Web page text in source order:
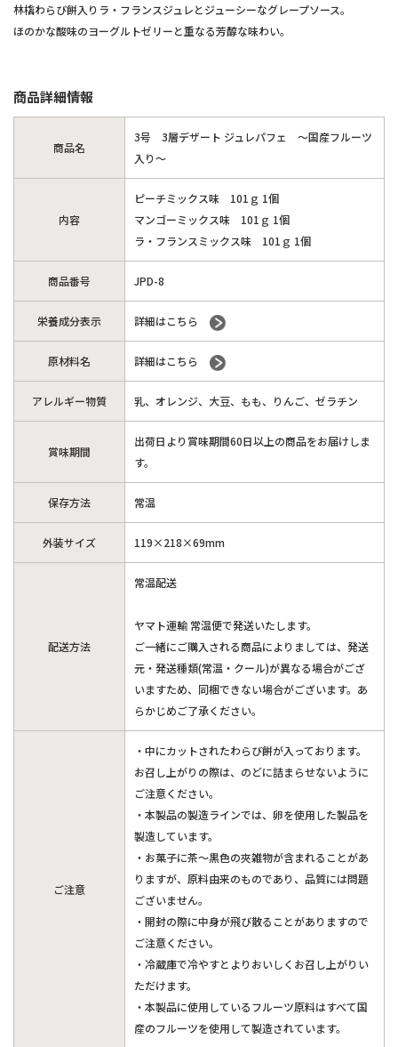
林檎わらび餅入りラ・フランスジュレとジューシーなグレープソース。
ほのかな酸味のヨーグルトゼリーと重なる芳醇な味わい。
商品詳細情報
商品名
3号 3層デザート ジュレパフェ ～国産フルーツ
入り～
内容
ピーチミックス味 101ｇ 1個
マンゴーミックス味 101ｇ 1個
ラ・フランスミックス味 101ｇ 1個
商品番号 JPD-8
栄養成分表示 詳細はこちら
原材料名 詳細はこちら
アレルギー物質 乳、オレンジ、大豆、もも、りんご、ゼラチン
賞味期間
出荷日より賞味期間60日以上の商品をお届けしま
す。
保存方法 常温
外装サイズ 119×218×69mm
配送方法
常温配送
ヤマト運輸 常温便で発送いたします。
ご一緒にご購入される商品によりましては、発送
元・発送種類(常温・クール)が異なる場合がござ
いますため、同梱できない場合がございます。あ
らかじめご了承ください。
ご注意
・中にカットされたわらび餅が入っております。
お召し上がりの際は、のどに詰まらせないように
ご注意ください。
・本製品の製造ラインでは、卵を使用した製品を
製造しています。
・お菓子に茶～黒色の夾雑物が含まれることがあ
りますが、原料由来のものであり、品質には問題
ございません。
・開封の際に中身が飛び散ることがありますので
ご注意ください。
・冷蔵庫で冷やすとよりおいしくお召し上がりい
ただけます。
・本製品に使用しているフルーツ原料はすべて国
産のフルーツを使用して製造されています。